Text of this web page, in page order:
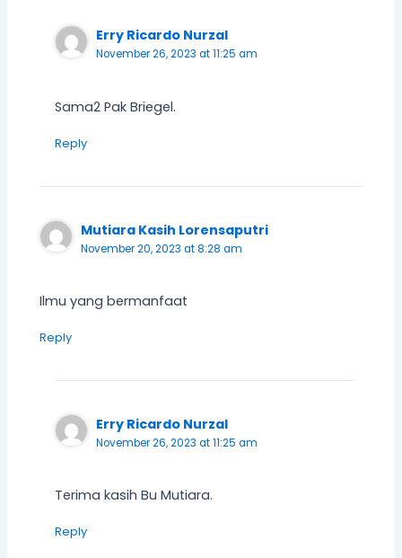
Erry Ricardo Nurzal
November 26, 2023 at 11:25 am
Sama2 Pak Briegel.
Reply
Mutiara Kasih Lorensaputri
November 20, 2023 at 8:28 am
Ilmu yang bermanfaat
Reply
Erry Ricardo Nurzal
November 26, 2023 at 11:25 am
Terima kasih Bu Mutiara.
Reply